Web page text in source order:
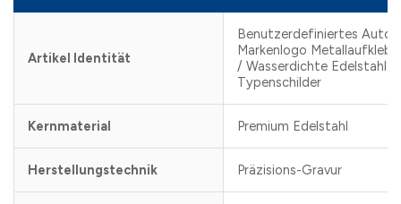
Artikel Identität
Benutzerdefiniertes Auto-
Markenlogo
/ Wasserdichte Edelstahl-
Typenschilder
Kernmaterial Premium Edelstahl
Herstellungstechnik Präzisions-Gravur